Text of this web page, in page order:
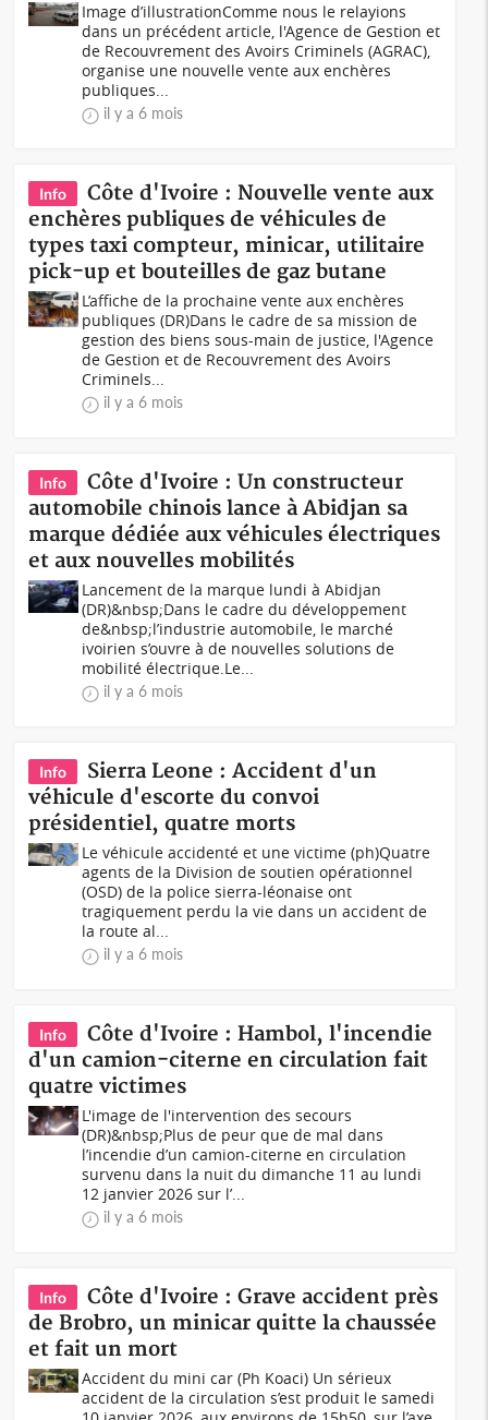
Image d’illustrationComme nous le relayions
dans un précédent article, l'Agence de Gestion et
de Recouvrement des Avoirs Criminels (AGRAC),
organise une nouvelle vente aux enchères
publiques...
il y a 6 mois
Info
Côte d'Ivoire : Nouvelle vente aux
enchères publiques de véhicules de
types taxi compteur, minicar, utilitaire
pick-up et bouteilles de gaz butane
L’affiche de la prochaine vente aux enchères
publiques (DR)Dans le cadre de sa mission de
gestion des biens sous-main de justice, l'Agence
de Gestion et de Recouvrement des Avoirs
Criminels...
il y a 6 mois
Info
Côte d'Ivoire : Un constructeur
automobile chinois lance à Abidjan sa
marque dédiée aux véhicules électriques
et aux nouvelles mobilités
Lancement de la marque lundi à Abidjan
(DR)&nbsp;Dans le cadre du développement
de&nbsp;l’industrie automobile, le marché
ivoirien s’ouvre à de nouvelles solutions de
mobilité électrique.Le...
il y a 6 mois
Info
Sierra Leone : Accident d'un
véhicule d'escorte du convoi
présidentiel, quatre morts
Le véhicule accidenté et une victime (ph)Quatre
agents de la Division de soutien opérationnel
(OSD) de la police sierra-léonaise ont
tragiquement perdu la vie dans un accident de
la route al...
il y a 6 mois
Info
Côte d'Ivoire : Hambol, l'incendie
d'un camion-citerne en circulation fait
quatre victimes
L'image de l'intervention des secours
(DR)&nbsp;Plus de peur que de mal dans
l’incendie d’un camion-citerne en circulation
survenu dans la nuit du dimanche 11 au lundi
12 janvier 2026 sur l’...
il y a 6 mois
Info
Côte d'Ivoire : Grave accident près
de Brobro, un minicar quitte la chaussée
et fait un mort
Accident du mini car (Ph Koaci) Un sérieux
accident de la circulation s’est produit le samedi